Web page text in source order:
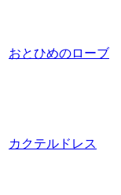
おとひめのローブ
カクテルドレス